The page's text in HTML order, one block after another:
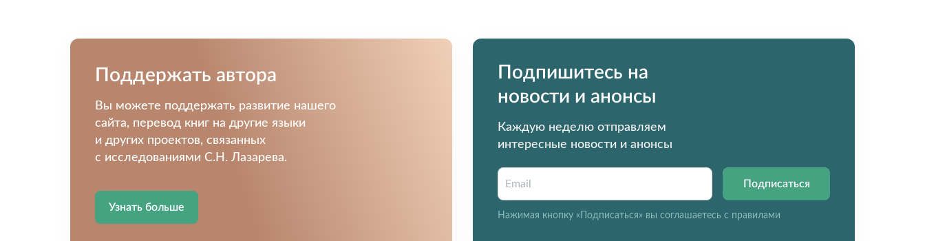
Поддержать автора
Вы можете поддержать развитие нашего
сайта, перевод книг на другие языки
и других проектов, связанных
с исследованиями С.Н. Лазарева.
Узнать больше
Подпишитесь на
новости и анонсы
Каждую неделю отправляем
интересные новости и анонсы
Подписаться
Нажимая кнопку «Подписаться» вы соглашаетесь с правилами